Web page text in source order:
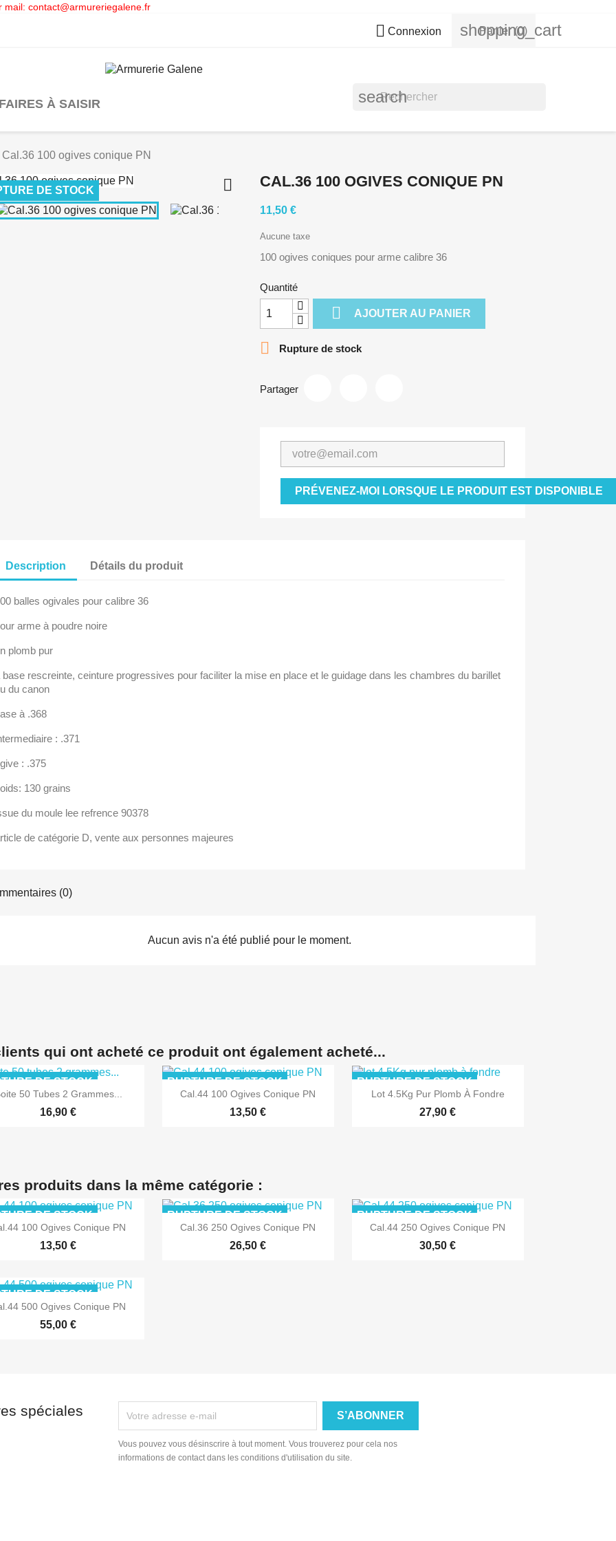
mail: contact@armureriegalene.fr
 Connexion shopping_cart
Panier (0)
À SAISIR search
Cal.36 100 ogives conique PN
DE STOCK  CAL.36 100 OGIVES CONIQUE PN
11,50 €
Aucune taxe
100 ogives coniques pour arme calibre 36
Quantité
 AJOUTER AU PANIER
 Rupture de stock
Partager
PRÉVENEZ-MOI LORSQUE LE PRODUIT EST DISPONIBLE
Description Détails du produit
balles ogivales pour calibre 36
arme à poudre noire
plomb pur
base rescreinte, ceinture progressives pour faciliter la mise en place et le guidage dans les chambres du barillet
du canon
à .368
: .371
: .375
130 grains
du moule lee refrence 90378
de catégorie D, vente aux personnes majeures
(0)
Aucun avis n'a été publié pour le moment.
qui ont acheté ce produit ont également acheté...
50 Tubes 2 Grammes...
16,90 €
DE STOCK
Aperçu rapide
Cal.44 100 Ogives Conique PN
13,50 €
RUPTURE DE STOCK
Aperçu rapide
Lot 4.5Kg Pur Plomb À Fondre
27,90 €
RUPTURE DE STOCK
Aperçu rapide
produits dans la même catégorie :
100 Ogives Conique PN
13,50 €
DE STOCK
Cal.36 250 Ogives Conique PN
26,50 €
RUPTURE DE STOCK
Cal.44 250 Ogives Conique PN
30,50 €
RUPTURE DE STOCK
500 Ogives Conique PN
55,00 €
DE STOCK
spéciales
Vous pouvez vous désinscrire à tout moment. Vous trouverez pour cela nos
informations de contact dans les conditions d'utilisation du site.